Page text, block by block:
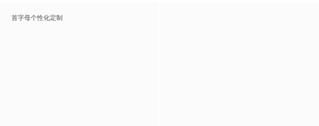
首字母个性化定制